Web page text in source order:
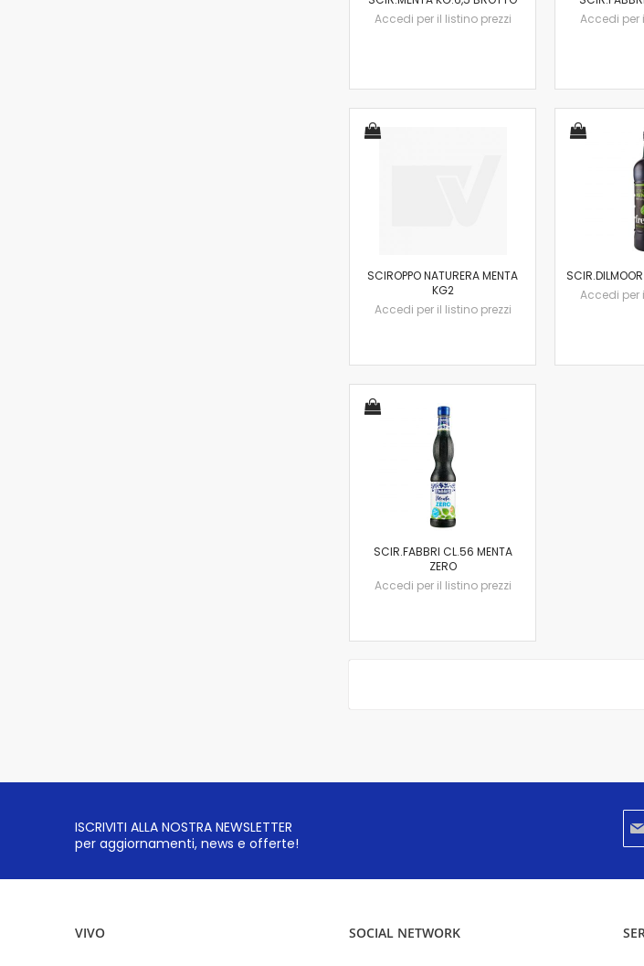
Accedi per il listino prezzi
Accedi per
SCIROPPO NATURERA MENTA
KG2
Accedi per il listino prezzi
Accedi per
SCIR.FABBRI CL.56 MENTA
ZERO
Accedi per il listino prezzi
ISCRIVITI ALLA NOSTRA NEWSLETTER
per aggiornamenti, news e offerte!
alla
VIVO SOCIAL NETWORK